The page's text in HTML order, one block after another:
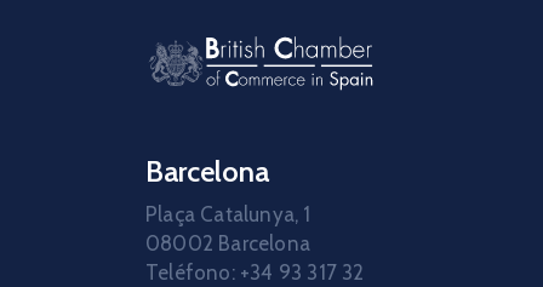
Barcelona
Plaça Catalunya, 1
08002 Barcelona
Teléfono: +34 93 317 32